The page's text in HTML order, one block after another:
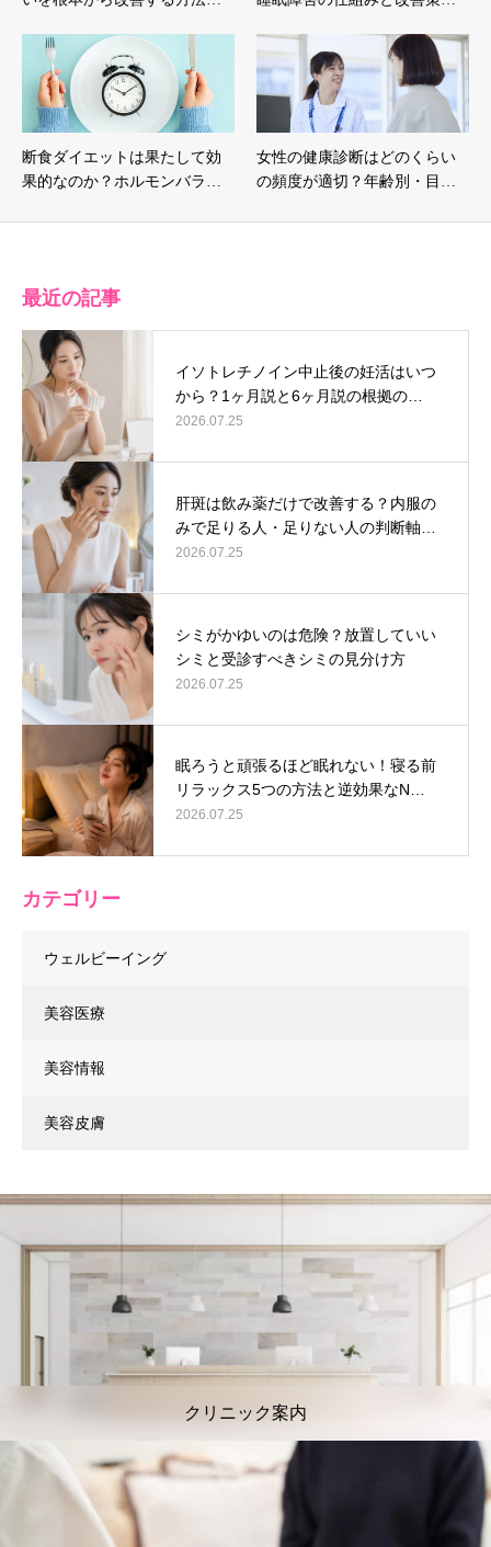
断食ダイエットは果たして効
果的なのか？ホルモンバラ…
女性の健康診断はどのくらい
の頻度が適切？年齢別・目…
最近の記事
イソトレチノイン中止後の妊活はいつ
から？1ヶ月説と6ヶ月説の根拠の…
2026.07.25
肝斑は飲み薬だけで改善する？内服の
みで足りる人・足りない人の判断軸…
2026.07.25
シミがかゆいのは危険？放置していい
シミと受診すべきシミの見分け方
2026.07.25
眠ろうと頑張るほど眠れない！寝る前
リラックス5つの方法と逆効果なN…
2026.07.25
カテゴリー
ウェルビーイング
美容医療
美容情報
美容皮膚
クリニック案内